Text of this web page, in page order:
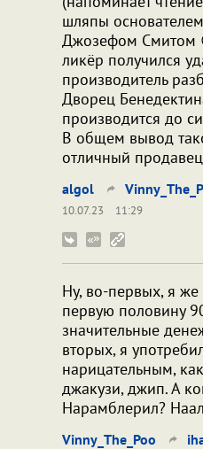
шляпы
Джозефом Смитом
ликёр получился
производитель
Дворец
производится до
В общем вывод
отличный
algol
10.07.23
11:29
Ну, во-первых, я же
первую половину
значительные
вторых, я
нарицательным,
джакузи, джип. А
Нарамблерил?
Vinny_The_Poo